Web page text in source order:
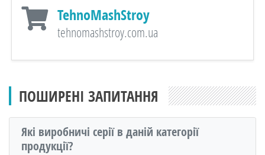
TehnoMashStroy
tehnomashstroy.com.ua
ПОШИРЕНІ ЗАПИТАННЯ
Які виробничі серії в даній категорії
продукції?